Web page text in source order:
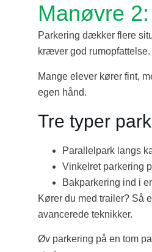
Manøvre
Parkering dækker flere
kræver god rumopfattelse.
Mange elever kører fint,
egen hånd.
Tre typer
Parallelpark langs
Vinkelret parkering
Bakparkering ind i
Kører du med trailer? Så
avancerede teknikker.
Øv parkering på en tom